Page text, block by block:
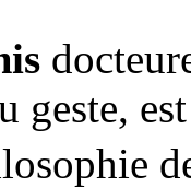
geste,